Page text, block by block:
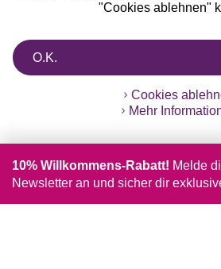
"Cookies ablehnen"
O.K.
Cookies
Mehr
10% Willkommens-Rabatt! Melde
Newsletter an und sicher dir